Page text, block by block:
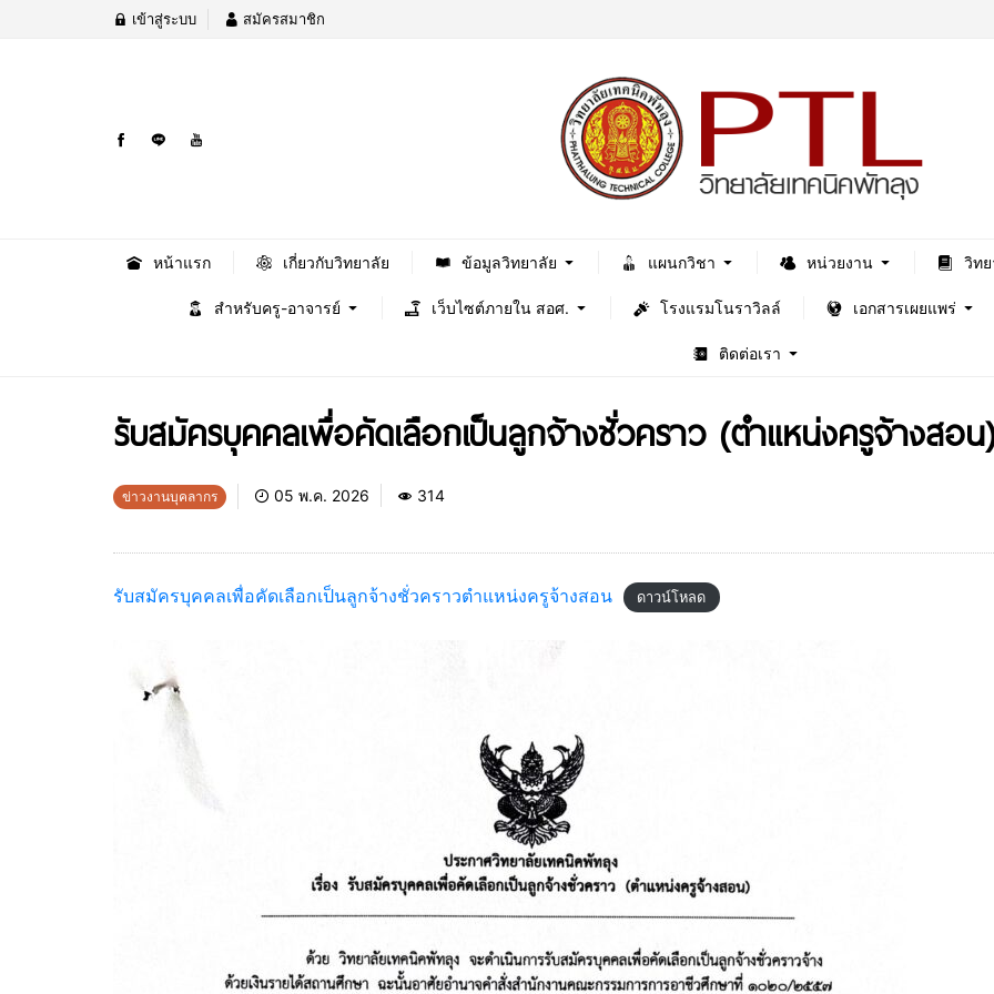
เข้าสู่ระบบ สมัครสมาชิก
หน้าแรก เกี่ยวกับวิทยาลัย ข้อมูลวิทยาลัย แผนกวิชา หน่วยงาน วิท
สำหรับครู-อาจารย์ เว็บไซต์ภายใน สอศ. โรงแรมโนราวิลล์ เอกสารเผยแพร่
ติดต่อเรา
รับสมัครบุคคลเพื่อคัดเลือกเป็นลูกจ้างชั่วคราว (ตำแหน่งครูจ้างสอน)
ข่าวงานบุคลากร 05 พ.ค. 2026 314
รับสมัครบุคคลเพื่อคัดเลือกเป็นลูกจ้างชั่วคราวตำแหน่งครูจ้างสอน ดาวน์โหลด